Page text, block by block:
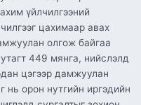
үйлчилгээний
цахимаар авах
олгож байгаа
449 мянга, нийслэлд
цэгээр дамжуулан
нь орон нутгийн иргэдийн